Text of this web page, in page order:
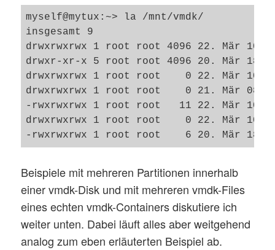
myself@mytux:~> la /mnt/vmdk/
insgesamt 9
drwxrwxrwx 1 root root 4096 22. Mär
drwxr-xr-x 5 root root 4096 20. Mär
drwxrwxrwx 1 root root    0 22. Mär 10:34
drwxrwxrwx 1 root root    0 21. Mär
-rwxrwxrwx 1 root root   11 22. Mär
drwxrwxrwx 1 root root    0 22. Mär
Beispiele mit mehreren Partitionen innerhalb
einer vmdk-Disk und mit mehreren vmdk-Files
eines echten vmdk-Containers diskutiere ich
weiter unten. Dabei läuft alles aber weitgehend
analog zum eben erläuterten Beispiel ab.